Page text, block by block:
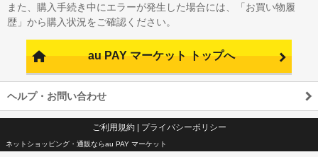
また、購入手続き中にエラーが発生した場合には、「お買い物履
歴」から購入状況をご確認ください。
au PAY マーケット トップへ
ヘルプ・お問い合わせ
ご利用規約| プライバシーポリシー
ネットショッピング・通販ならau PAY マーケット